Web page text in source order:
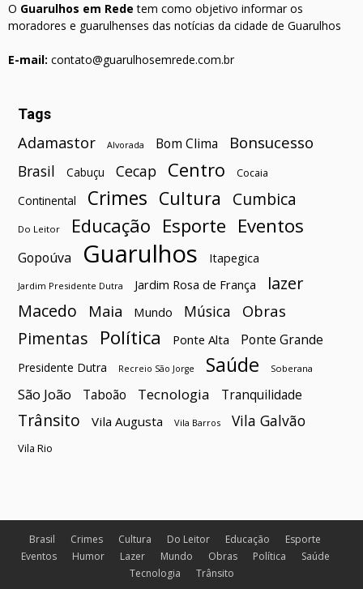
O Guarulhos em Rede tem como objetivo informar os
moradores e guarulhenses das notícias da cidade de Guarulhos
E-mail: contato@guarulhosemrede.com.br
Tags
Adamastor Alvorada Bom Clima Bonsucesso
Brasil Cabuçu Cecap Centro Cocaia
Continental Crimes Cultura Cumbica
Do Leitor Educação Esporte Eventos
Gopoúva Guarulhos Itapegica
Jardim Presidente Dutra Jardim Rosa de França
lazer
Macedo
Maia Mundo Música Obras
Pimentas Política Ponte Alta Ponte Grande
Presidente Dutra Recreio São Jorge Saúde Soberana
São João Taboão Tecnologia Tranquilidade
Trânsito Vila Augusta Vila Barros Vila Galvão
Vila Rio
Brasil Crimes Cultura Do Leitor Educação
Esporte
Eventos
Humor Lazer Mundo Obras Política
Saúde
Tecnologia
Trânsito